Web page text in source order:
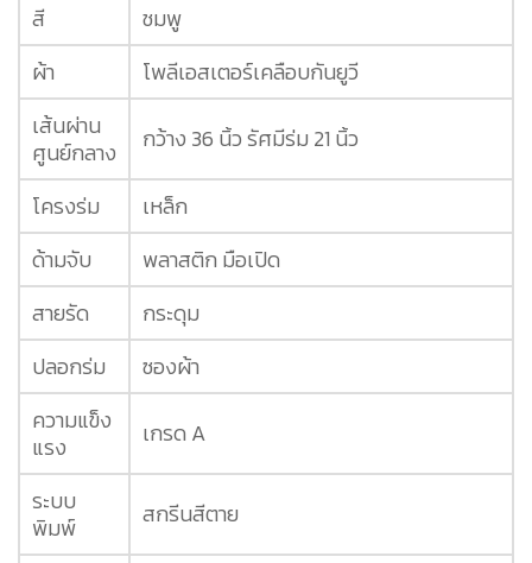
สี
ชมพู
ผ้า
โพลีเอสเตอร์เคลือบกันยูวี
เส้นผ่าน
ศูนย์กลาง
กว้าง 36 นิ้ว รัศมีร่ม 21 นิ้ว
โครงร่ม
เหล็ก
ด้ามจับ
พลาสติก มือเปิด
สายรัด
กระดุม
ปลอกร่ม
ซองผ้า
ความแข็ง
แรง
เกรด A
ระบบ
พิมพ์
สกรีนสีตาย